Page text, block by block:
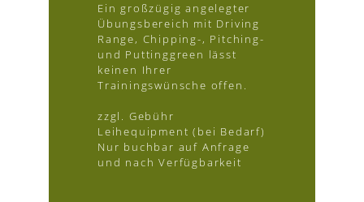
Ein großzügig angelegter
Übungsbereich mit Driving
Range, Chipping-, Pitching-
und Puttinggreen lässt
keinen Ihrer
Trainingswünsche offen.
zzgl. Gebühr
Leihequipment (bei Bedarf)
Nur buchbar auf Anfrage
und nach Verfügbarkeit